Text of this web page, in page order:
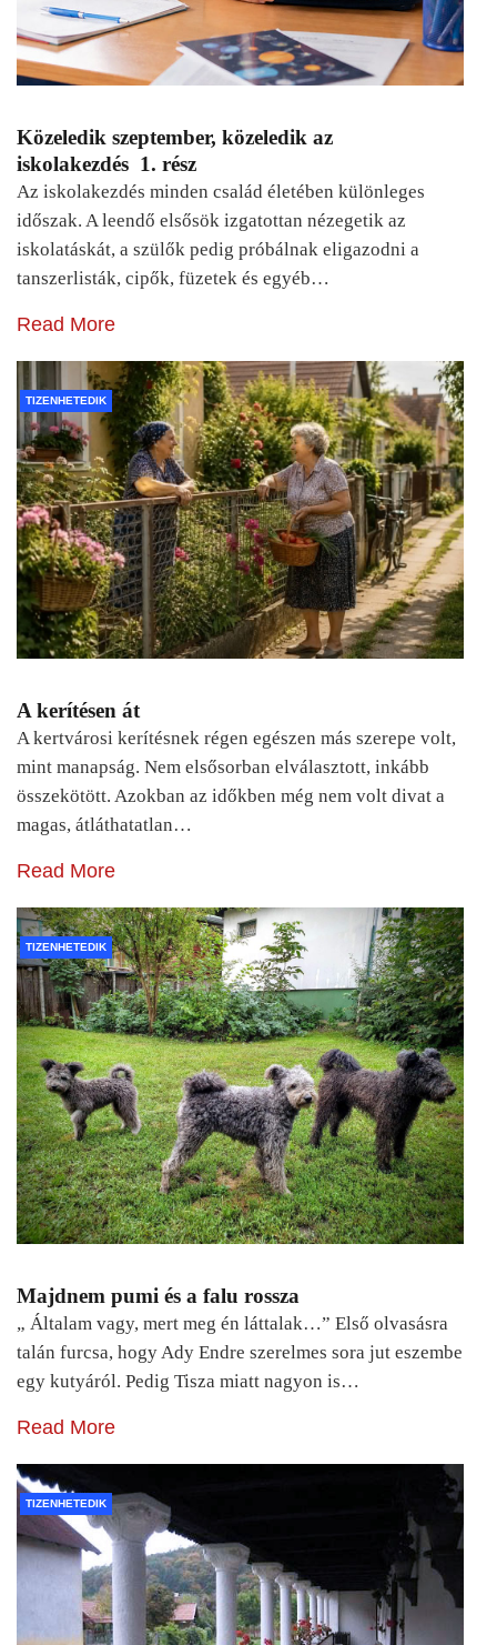
Közeledik szeptember, közeledik az
iskolakezdés 1. rész
Az iskolakezdés minden család életében különleges
időszak. A leendő elsősök izgatottan nézegetik az
iskolatáskát, a szülők pedig próbálnak eligazodni a
tanszerlisták, cipők, füzetek és egyéb…
Read More
TIZENHETEDIK
A kerítésen át
A kertvárosi kerítésnek régen egészen más szerepe volt,
mint manapság. Nem elsősorban elválasztott, inkább
összekötött. Azokban az időkben még nem volt divat a
magas, átláthatatlan…
Read More
TIZENHETEDIK
Majdnem pumi és a falu rossza
„ Általam vagy, mert meg én láttalak…” Első olvasásra
talán furcsa, hogy Ady Endre szerelmes sora jut eszembe
egy kutyáról. Pedig Tisza miatt nagyon is…
Read More
TIZENHETEDIK